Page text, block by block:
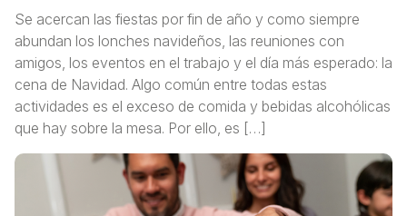
Se acercan las fiestas por fin de año y como siempre
abundan los lonches navideños, las reuniones con
amigos, los eventos en el trabajo y el día más esperado: la
cena de Navidad. Algo común entre todas estas
actividades es el exceso de comida y bebidas alcohólicas
que hay sobre la mesa. Por ello, es […]